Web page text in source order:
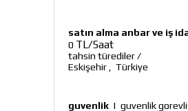
satın alma anbar ve iş
0 TL/Saat
tahsin türediler/
Eskişehir
Türkiye
guvenlik | guvenlik